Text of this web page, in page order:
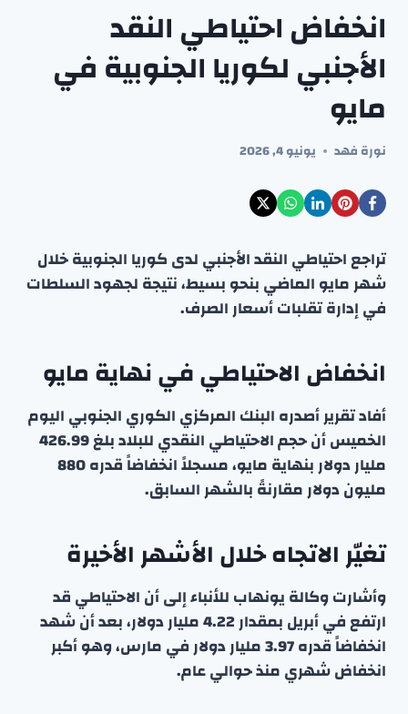
انخفاض احتياطي النقد
الأجنبي لكوريا الجنوبية في
مايو
نورة فهد يونيو 4, 2026
تراجع احتياطي النقد الأجنبي لدى كوريا الجنوبية خلال
شهر مايو الماضي بنحو بسيط، نتيجة لجهود السلطات
في إدارة تقلبات أسعار الصرف.
انخفاض الاحتياطي في نهاية مايو
أفاد تقرير أصدره البنك المركزي الكوري الجنوبي اليوم
الخميس أن حجم الاحتياطي النقدي للبلاد بلغ 426.99
مليار دولار بنهاية مايو، مسجلاً انخفاضاً قدره 880
مليون دولار مقارنةً بالشهر السابق.
تغيّر الاتجاه خلال الأشهر الأخيرة
وأشارت وكالة يونهاب للأنباء إلى أن الاحتياطي قد
ارتفع في أبريل بمقدار 4.22 مليار دولار، بعد أن شهد
انخفاضاً قدره 3.97 مليار دولار في مارس، وهو أكبر
انخفاض شهري منذ حوالي عام.